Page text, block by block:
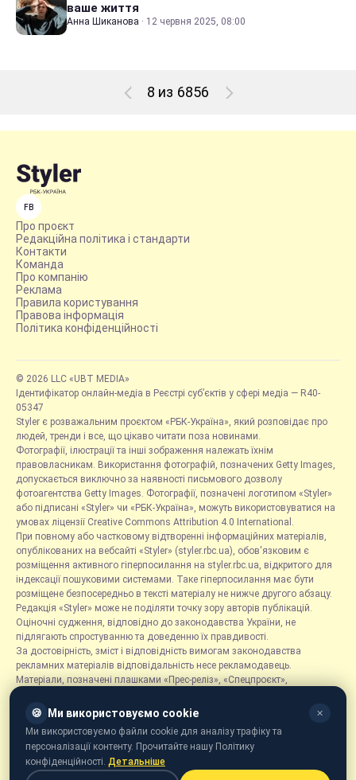
ваше життя
Анна Шиканова · 12 червня 2025, 08:00
8 из 6856
FB
Про проєкт
Редакційна політика і стандарти
Контакти
Команда
Про компанію
Реклама
Правила користування
Правова інформація
Політика конфіденційності
© 2026 LLC «UBT MEDIA»
Ідентифікатор онлайн-медіа в Реєстрі суб’єктів у сфері медіа — R40-
05347
Styler є розважальним проєктом «РБК-Україна», який розповідає про
людей, тренди і все, що цікаво читати поза новинами.
Фотографії, ілюстрації та інші зображення належать їхнім
правовласникам. Використання фотографій, позначених Getty Images,
допускається виключно за наявності письмового дозволу
фотоагентства Getty Images. Фотографії, позначені логотипом «Styler»
або підписані «Styler» чи «РБК-Україна», можуть використовуватися на
умовах ліцензії Creative Commons Attribution 4.0 International.
При повному або частковому відтворенні інформаційних матеріалів,
опублікованих на вебсайті «Styler» (styler.rbc.ua), обов'язковим є
розміщення активного гіперпосилання на styler.rbc.ua, відкритого для
індексації пошуковими системами. Таке гіперпосилання має бути
розміщене безпосередньо в тексті матеріалу не нижче другого абзацу.
Редакція «Styler» може не поділяти точку зору авторів публікацій.
Оціночні судження, відповідно до законодавства України, не
підлягають спростуванню та доведенню їх правдивості.
За достовірність, зміст і відповідність вимогам законодавства
рекламних матеріалів відповідальність несе рекламодавець.
Матеріали, позначені плашками «Прес-реліз», «Спецпроєкт»,
розміщуються на правах реклами.
Рубрика «Новини компаній» є інформаційним форматом, що містить
новини, повідомлення та оголошення, пов'язані з діяльністю
компаній, і ґрунтується на інформації, наданій відповідними
компаніями. Редакція не несе відповідальності за достовірність такої
🍪 Ми використовуємо cookie ✕
Ми використовуємо файли cookie для аналізу трафіку та
персоналізації контенту. Прочитайте нашу Політику
конфіденційності. Детальніше